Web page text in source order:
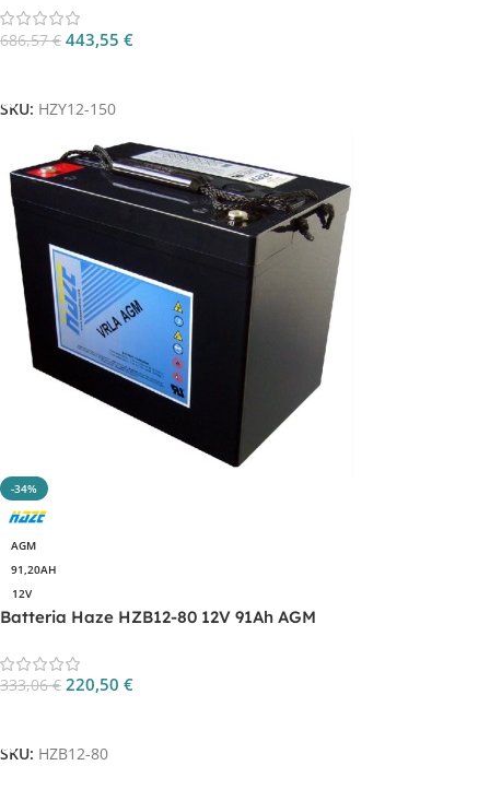
686,57€ 443,55 €
SKU: HZY12-150
-34%
AGM
91,20AH
12V
Batteria Haze HZB12-80 12V 91Ah AGM
333,06€ 220,50 €
SKU: HZB12-80